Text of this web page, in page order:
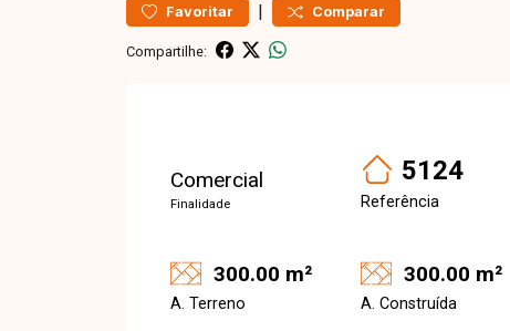
Favoritar | Comparar
Compartilhe:
Comercial
Finalidade
5124
Referência
300.00 m²
A. Terreno
300.00 m²
A. Construída